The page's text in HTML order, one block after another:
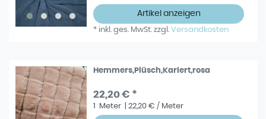
Artikel anzeigen
* inkl. ges. MwSt. zzgl.Versandkosten
Hemmers,Plüsch,Kariert,rosa
22,20 € *
1 Meter | 22,20 € / Meter